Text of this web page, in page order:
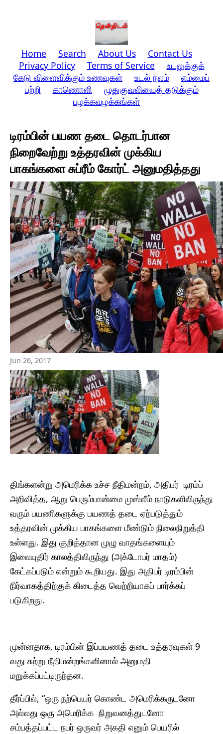
Home Search About Us
Contact Us
Privacy Policy
Terms of Service
உடலுக்குக்
கேடு விளைவிக்கும் உணவுகள்
உடல் நலம்
எம்மைப்
பற்றி
காணொளி
முதுகுவலியைத் தடுக்கும்
பழக்கவழக்கங்கள்
டிரம்பின் பயண தடை தொடர்பான
நிறைவேற்று உத்தரவின் முக்கிய
பாகங்களை சுப்ரீம் கோர்ட் அனுமதித்தது
Jun 26, 2017
திங்களன்று அமெரிக்க உச்ச நீதிமன்றம், அதிபர் டிரம்ப்
அறிவித்த, ஆறு பெரும்பான்மை முஸ்லீம் நாடுகளிலிருந்து
வரும் பயணிகளுக்கு பயணத் தடை ஏற்படுத்தும்
உத்தரவின் முக்கிய பாகங்களை மீண்டும் நிலைநிறுத்தி
உள்ளது. இது குறித்தான முழு வாதங்களையும்
இலையுதிர் காலத்திலிருந்து (அக்டோபர் மாதம்)
கேட்கப்படும் என்றும் கூறியது. இது அதிபர் டிரம்பின்
நிர்வாகத்திற்குக் கிடைத்த வெற்றியாகப் பார்க்கப்
படுகிறது.
முன்னதாக, டிரம்பின் இப்பயணத் தடை உத்தரவுகள் 9
வது சுற்று நீதிமன்றங்களினால் அனுமதி
மறுக்கப்பட்டிருந்தன.
தீர்ப்பில், “ஒரு நற்பெயர் கொண்ட அமெரிக்கருடனோ
அல்லது ஒரு அமெரிக்க நிறுவனத்துடனோ
சம்பத்தப்பட்ட நபர் ஒருவர் அகதி எனும் பெயரில்